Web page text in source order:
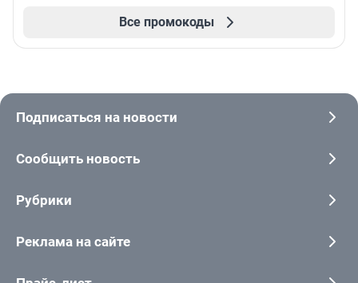
Все промокоды
Подписаться на новости
Сообщить новость
Рубрики
Реклама на сайте